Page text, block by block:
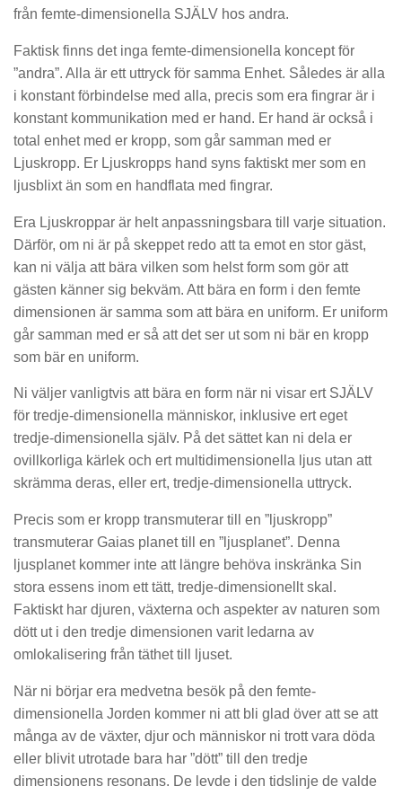
från femte-dimensionella SJÄLV hos andra.
Faktisk finns det inga femte-dimensionella koncept för
”andra”. Alla är ett uttryck för samma Enhet. Således är alla
i konstant förbindelse med alla, precis som era fingrar är i
konstant kommunikation med er hand. Er hand är också i
total enhet med er kropp, som går samman med er
Ljuskropp. Er Ljuskropps hand syns faktiskt mer som en
ljusblixt än som en handflata med fingrar.
Era Ljuskroppar är helt anpassningsbara till varje situation.
Därför, om ni är på skeppet redo att ta emot en stor gäst,
kan ni välja att bära vilken som helst form som gör att
gästen känner sig bekväm. Att bära en form i den femte
dimensionen är samma som att bära en uniform. Er uniform
går samman med er så att det ser ut som ni bär en kropp
som bär en uniform.
Ni väljer vanligtvis att bära en form när ni visar ert SJÄLV
för tredje-dimensionella människor, inklusive ert eget
tredje-dimensionella själv. På det sättet kan ni dela er
ovillkorliga kärlek och ert multidimensionella ljus utan att
skrämma deras, eller ert, tredje-dimensionella uttryck.
Precis som er kropp transmuterar till en ”ljuskropp”
transmuterar Gaias planet till en ”ljusplanet”. Denna
ljusplanet kommer inte att längre behöva inskränka Sin
stora essens inom ett tätt, tredje-dimensionellt skal.
Faktiskt har djuren, växterna och aspekter av naturen som
dött ut i den tredje dimensionen varit ledarna av
omlokalisering från täthet till ljuset.
När ni börjar era medvetna besök på den femte-
dimensionella Jorden kommer ni att bli glad över att se att
många av de växter, djur och människor ni trott vara döda
eller blivit utrotade bara har ”dött” till den tredje
dimensionens resonans. De levde i den tidslinje de valde